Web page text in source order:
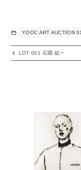
YOOC ART AUCTION
LOT 001 石踊 紘一